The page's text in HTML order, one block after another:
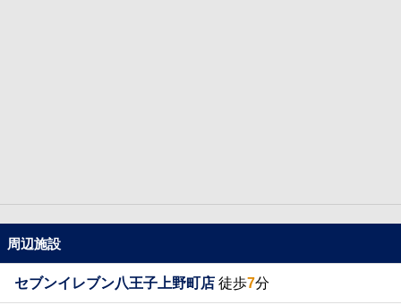
周辺施設
セブンイレブン八王子上野町店 徒歩7分